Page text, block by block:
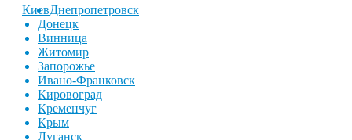
КиевДнепропетровск
Донецк
Винница
Житомир
Запорожье
Ивано-Франковск
Кировоград
Кременчуг
Крым
Луганск